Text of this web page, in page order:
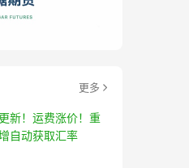
更多
新！运费涨价！重
自动获取汇率